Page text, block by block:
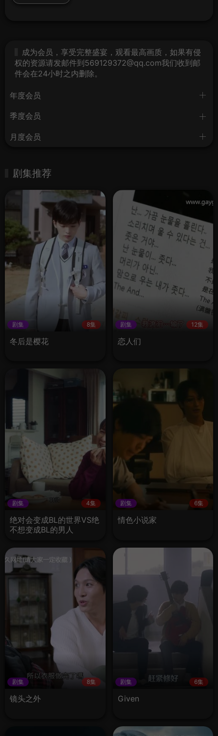
成为会员，享受完整盛宴，观看最高画质，如果有侵
权的资源请发邮件到569129372@qq.com我们收到邮
件会在24小时之内删除。
年度会员
季度会员
月度会员
剧集推荐
剧集 8集
冬后是樱花
剧集 12集
恋人们
剧集 4集
绝对会变成BL的世界VS绝
不想变成BL的男人
剧集 6集
情色小说家
剧集 8集
镜头之外
剧集 6集
Given